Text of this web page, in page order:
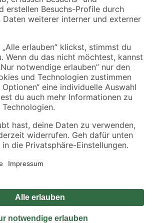
herunterladen
gesetzl. MwSt.. Die dargestellten Angebote sind unter
verfügbar. Die angegebenen Verfügbarkeiten beziehen
reicht.
gilt nicht für Artikel mit Speditionsversand, hier
Impressum
Widerrufsrecht
Vertrag widerrufen